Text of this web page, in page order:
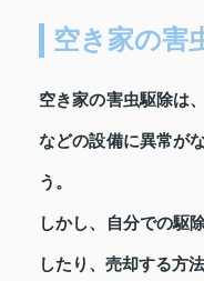
空き家の害
空き家の害虫駆除は
などの設備に異常が
う。
しかし、自分での駆
したり、売却する方